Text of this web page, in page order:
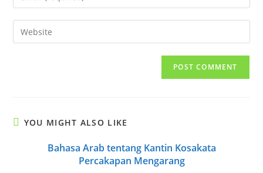
comment
your
email
address
Enter
your
YOU MIGHT ALSO LIKE
Bahasa Arab tentang Kantin Kosakata
Percakapan Mengarang